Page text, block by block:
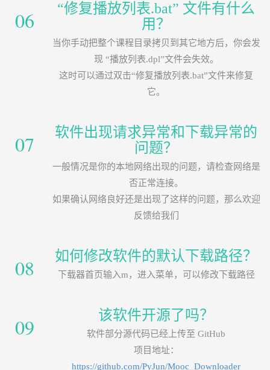
06
“修复播放列表.bat” 文件有什么
用？
当你手动把整个课程目录拷贝到其它地方后，你会发
现 “播放列表.dpl”文件会失效。
这时可以通过双击“修复播放列表.bat”文件来修复
它。
07
软件出现请求异常和下载异常的
问题？
一般情况是你的本地网络出现的问题，请检查网络是
否正常连接。
如果确认网络良好还是出现了这样的问题，那么欢迎
反馈给我们
08 如何修改软件的默认下载路径？
下载器首页输入m，进入菜单，可以修改下载路径
09 该软件开源了吗？
软件部分源代码已经上传至 GitHub
项目地址：
https://github.com/PyJun/Mooc_Downloader